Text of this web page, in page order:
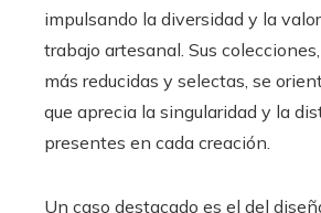
impulsando la diversidad y la
trabajo artesanal. Sus
más reducidas y selectas, se
que aprecia la singularidad y la
presentes en cada creación.
Un caso destacado es el del